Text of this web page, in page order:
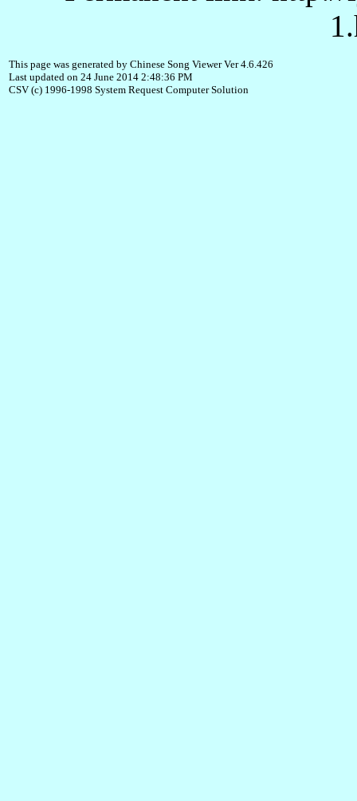
This page was generated by Chinese Song Viewer Ver 4.6.426
Last updated on 24 June 2014 2:48:36 PM
CSV (c) 1996-1998 System Request Computer Solution